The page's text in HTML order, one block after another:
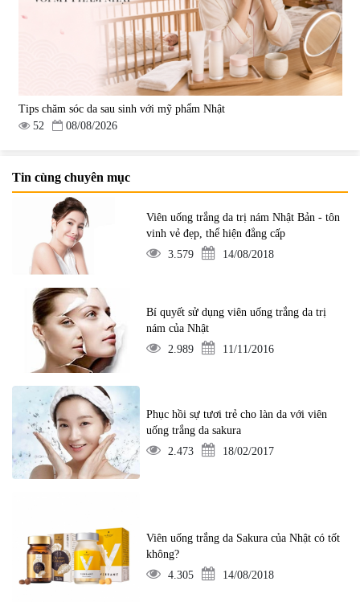
Tips chăm sóc da sau sinh với mỹ phẩm Nhật
52
08/08/2026
Tin cùng chuyên mục
Viên uống trắng da trị nám Nhật Bản - tôn
vinh vẻ đẹp, thể hiện đẳng cấp
3.579
14/08/2018
Bí quyết sử dụng viên uống trắng da trị
nám của Nhật
2.989
11/11/2016
Phục hồi sự tươi trẻ cho làn da với viên
uống trắng da sakura
2.473
18/02/2017
Viên uống trắng da Sakura của Nhật có tốt
không?
4.305
14/08/2018